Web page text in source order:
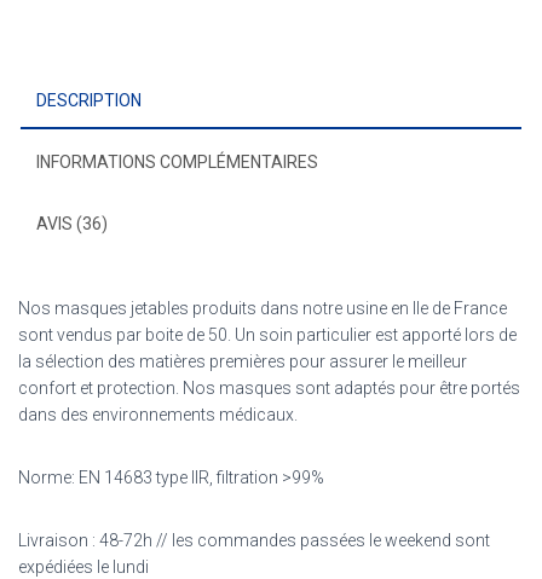
DESCRIPTION
INFORMATIONS COMPLÉMENTAIRES
AVIS (36)
Nos masques jetables produits dans notre usine en Ile de France
sont vendus par boite de 50. Un soin particulier est apporté lors de
la sélection des matières premières pour assurer le meilleur
confort et protection. Nos masques sont adaptés pour être portés
dans des environnements médicaux.
Norme: EN 14683 type IIR, filtration >99%
Livraison : 48-72h // les commandes passées le weekend sont
expédiées le lundi